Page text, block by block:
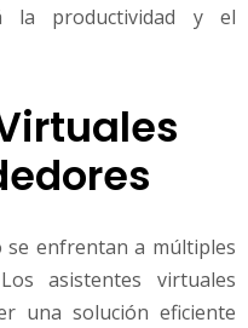
la productividad y el
se enfrentan a múltiples
asistentes virtuales
una solución eficiente